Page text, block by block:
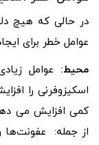
در حالی که هیچ
عوامل خطر برای
محیط: عوامل
اسکیزوفرنی را
کمی افزایش می
از جمله: عفونت‌ها